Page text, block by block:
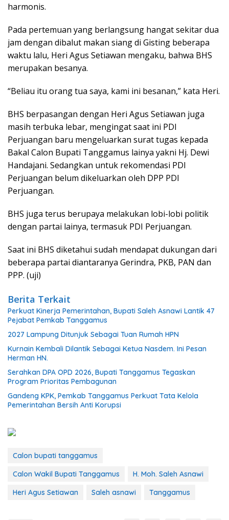
harmonis.
Pada pertemuan yang berlangsung hangat sekitar dua
jam dengan dibalut makan siang di Gisting beberapa
waktu lalu, Heri Agus Setiawan mengaku, bahwa BHS
merupakan besanya.
“Beliau itu orang tua saya, kami ini besanan,” kata Heri.
BHS berpasangan dengan Heri Agus Setiawan juga
masih terbuka lebar, mengingat saat ini PDI
Perjuangan baru mengeluarkan surat tugas kepada
Bakal Calon Bupati Tanggamus lainya yakni Hj. Dewi
Handajani. Sedangkan untuk rekomendasi PDI
Perjuangan belum dikeluarkan oleh DPP PDI
Perjuangan.
BHS juga terus berupaya melakukan lobi-lobi politik
dengan partai lainya, termasuk PDI Perjuangan.
Saat ini BHS diketahui sudah mendapat dukungan dari
beberapa partai diantaranya Gerindra, PKB, PAN dan
PPP. (uji)
Berita Terkait
Perkuat Kinerja Pemerintahan, Bupati Saleh Asnawi Lantik 47
Pejabat Pemkab Tanggamus
2027 Lampung Ditunjuk Sebagai Tuan Rumah HPN
Kurnain Kembali Dilantik Sebagai Ketua Nasdem. Ini Pesan
Herman HN.
Serahkan DPA OPD 2026, Bupati Tanggamus Tegaskan
Program Prioritas Pembagunan
Gandeng KPK, Pemkab Tanggamus Perkuat Tata Kelola
Pemerintahan Bersih Anti Korupsi
Calon bupati tanggamus
Calon Wakil Bupati Tanggamus
H. Moh. Saleh Asnawi
Heri Agus Setiawan
Saleh asnawi Tanggamus